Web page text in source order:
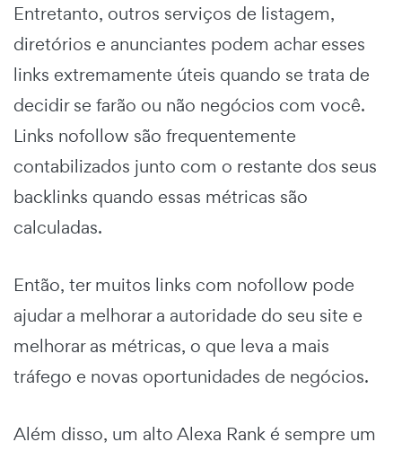
Entretanto, outros serviços de listagem,
diretórios e anunciantes podem achar esses
links extremamente úteis quando se trata de
decidir se farão ou não negócios com você.
Links nofollow são frequentemente
contabilizados junto com o restante dos seus
backlinks quando essas métricas são
calculadas.
Então, ter muitos links com nofollow pode
ajudar a melhorar a autoridade do seu site e
melhorar as métricas, o que leva a mais
tráfego e novas oportunidades de negócios.
Além disso, um alto Alexa Rank é sempre um